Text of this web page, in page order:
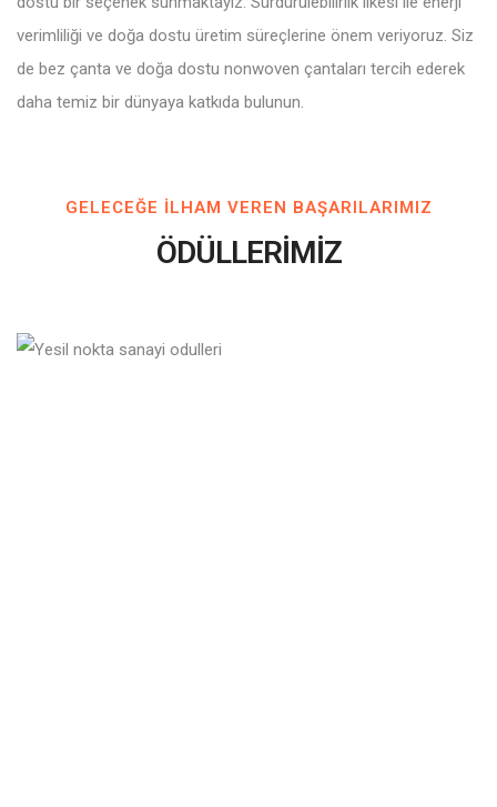
verimliliği ve doğa dostu üretim süreçlerine önem veriyoruz. Siz
de bez çanta ve doğa dostu nonwoven çantaları tercih ederek
daha temiz bir dünyaya katkıda bulunun.
GELECEĞE ILHAM VEREN BAŞARILARIMIZ
ÖDÜLLERİMİZ